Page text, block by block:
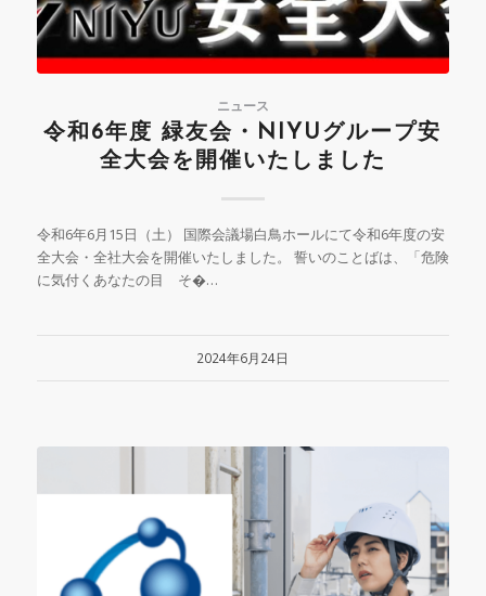
ニュース
令和6年度 緑友会・NIYUグループ安
全大会を開催いたしました
令和6年6月15日（土） 国際会議場白鳥ホールにて令和6年度の安
全大会・全社大会を開催いたしました。 誓いのことばは、「危険
に気付くあなたの目 そ�…
2024年6月24日